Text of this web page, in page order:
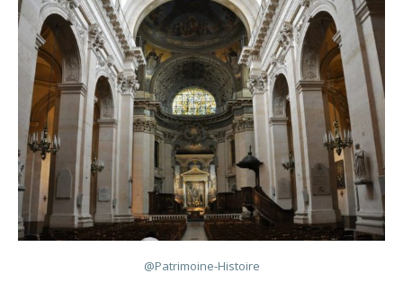
@Patrimoine-Histoire